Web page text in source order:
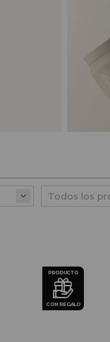
PRODUCTO
CON REGALO